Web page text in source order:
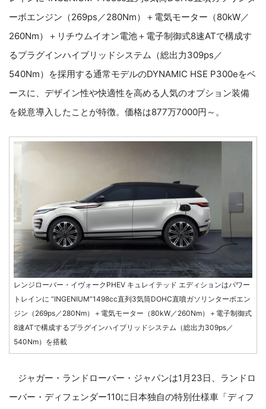
ーボエンジン（269ps／280Nm）＋電気モーター（80kW／
260Nm）＋リチウムイオン電池＋電子制御式8速ATで構成す
るプラグインハイブリッドシステム（総出力309ps／
540Nm）を採用する通常モデルのDYNAMIC HSE P300eをベ
ースに、デザイン性や快適性を高める人気のオプション装備
を鋭意導入したことが特徴。価格は877万7000円～。
レンジローバー・イヴォークPHEV キュレイテッド エディションはパワー
トレインに “INGENIUM”1498cc直列3気筒DOHC直噴ガソリンターボエン
ジン（269ps／280Nm）＋電気モーター（80kW／260Nm）＋電子制御式
8速ATで構成するプラグインハイブリッドシステム（総出力309ps／
540Nm）を搭載
ジャガー・ランドローバー・ジャパンは1月23日、ランドロ
ーバー・ディフェンダー110に日本独自の特別仕様車「ディフ